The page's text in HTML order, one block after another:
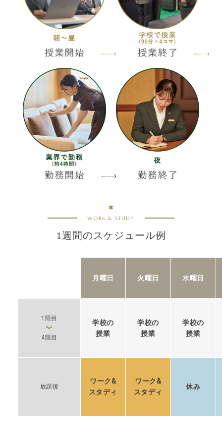
WORK & STUDY
1週間のスケジュール例
月曜日 火曜日 水曜日
1限目
4限目
学校の
授業
学校の
授業
学校の
授業
放課後
ワーク&
スタディ
ワーク&
スタディ
休み